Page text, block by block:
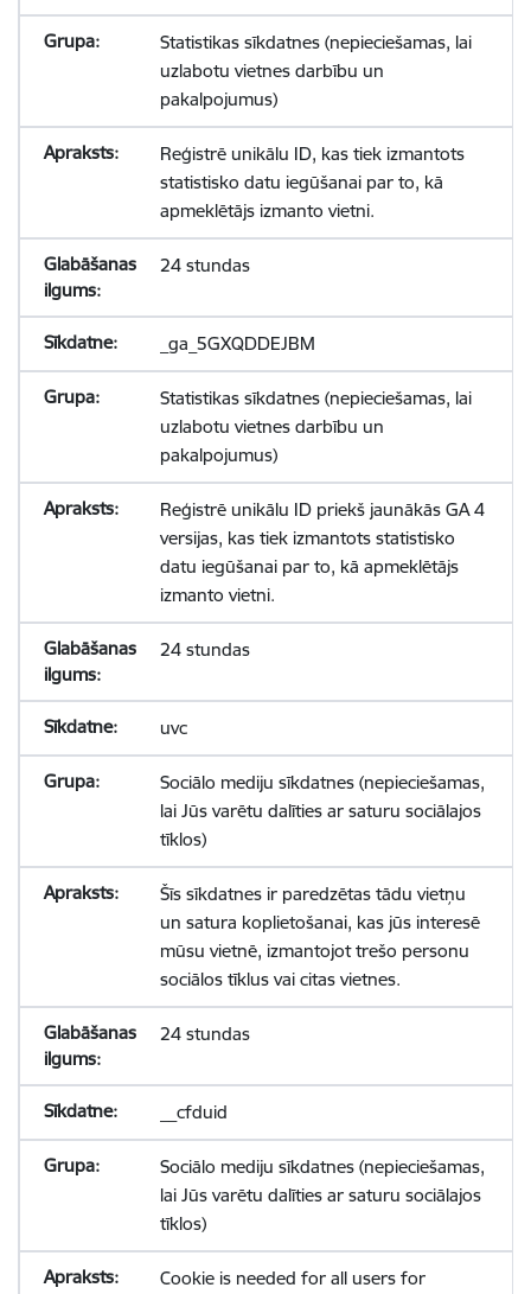
Statistikas sīkdatnes (nepieciešamas, lai
uzlabotu vietnes darbību un
pakalpojumus)
Reģistrē unikālu ID, kas tiek izmantots
statistisko datu iegūšanai par to, kā
apmeklētājs izmanto vietni.
24 stundas
_ga_5GXQDDEJBM
Statistikas sīkdatnes (nepieciešamas, lai
uzlabotu vietnes darbību un
pakalpojumus)
Reģistrē unikālu ID priekš jaunākās GA 4
versijas, kas tiek izmantots statistisko
datu iegūšanai par to, kā apmeklētājs
izmanto vietni.
24 stundas
uvc
Sociālo mediju sīkdatnes (nepieciešamas,
lai Jūs varētu dalīties ar saturu sociālajos
tīklos)
Šīs sīkdatnes ir paredzētas tādu vietņu
un satura koplietošanai, kas jūs interesē
mūsu vietnē, izmantojot trešo personu
sociālos tīklus vai citas vietnes.
24 stundas
__cfduid
Sociālo mediju sīkdatnes (nepieciešamas,
lai Jūs varētu dalīties ar saturu sociālajos
tīklos)
Cookie is needed for all users for